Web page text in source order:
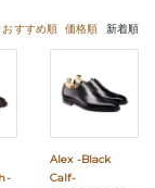
おすすめ順
価格順 新着順
Alex -Black
Calf-